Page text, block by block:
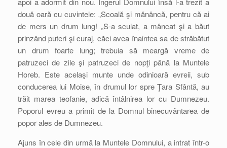
două oară cu cuvintele: „Scoală şi mănâncă, pentru că ai
de mers un drum lung! „S-a sculat, a mâncat şi a băut
prinzând puteri şi curaj, căci avea înaintea sa de străbătut
un drum foarte lung; trebuia să meargă vreme de
patruzeci de zile şi patruzeci de nopţi până la Muntele
Horeb. Este acelaşi munte unde odinioară evreii, sub
conducerea lui Moise, în drumul lor spre Ţara Sfântă, au
trăit marea teofanie, adică întâlnirea lor cu Dumnezeu.
Poporul evreu a primit de la Domnul binecuvântarea de
popor ales de Dumnezeu.
Ajuns în cele din urmă la Muntele Domnului, a intrat într-o